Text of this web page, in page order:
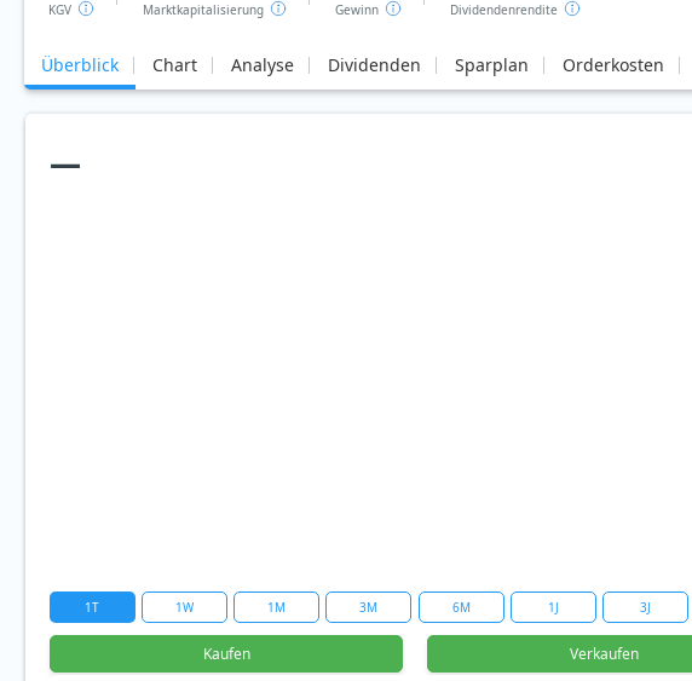
KGV Marktkapitalisierung Gewinn Dividendenrendite
Überblick Chart Analyse Dividenden Sparplan Orderkosten
—
1T 1W 1M 3M 6M 1J 3J
Kaufen Verkaufen